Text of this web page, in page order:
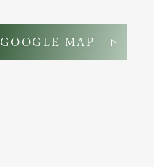
GOOGLE MAP